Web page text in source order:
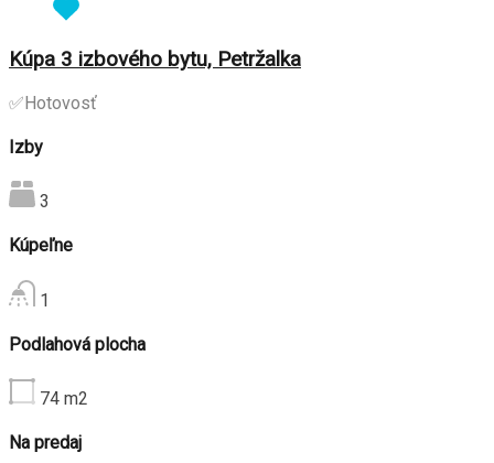
Kúpa 3 izbového bytu, Petržalka
✅Hotovosť
Izby
3
Kúpeľne
1
Podlahová plocha
74 m2
Na predaj